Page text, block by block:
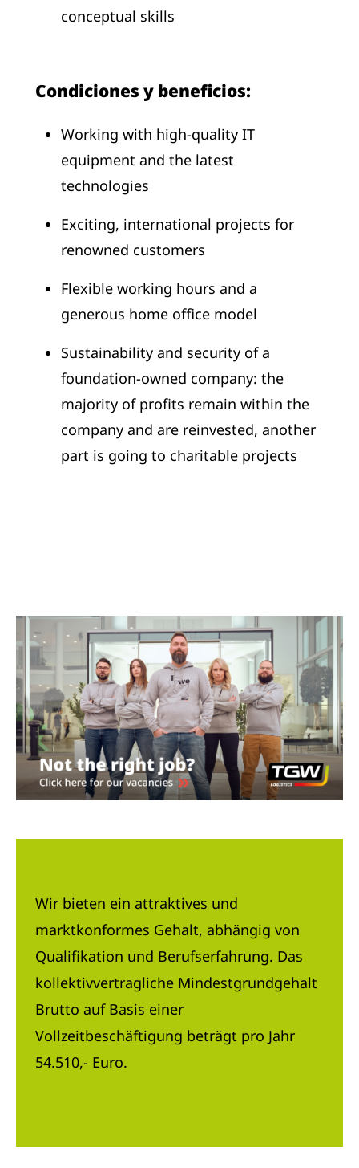
conceptual skills
Condiciones y beneficios:
Working with high-quality IT
equipment and the latest
technologies
Exciting, international projects for
renowned customers
Flexible working hours and a
generous home office model
Sustainability and security of a
foundation-owned company: the
majority of profits remain within the
company and are reinvested, another
part is going to charitable projects
Wir bieten ein attraktives und
marktkonformes Gehalt, abhängig von
Qualifikation und Berufserfahrung. Das
kollektivvertragliche Mindestgrundgehalt
Brutto auf Basis einer
Vollzeitbeschäftigung beträgt pro Jahr
54.510,- Euro.